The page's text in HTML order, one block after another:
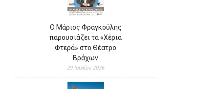
Ο Μάριος Φραγκούλης
παρουσιάζει τα «Χέρια
Φτερά» στο Θέατρο
Βράχων
29 Ιουλίου 2026